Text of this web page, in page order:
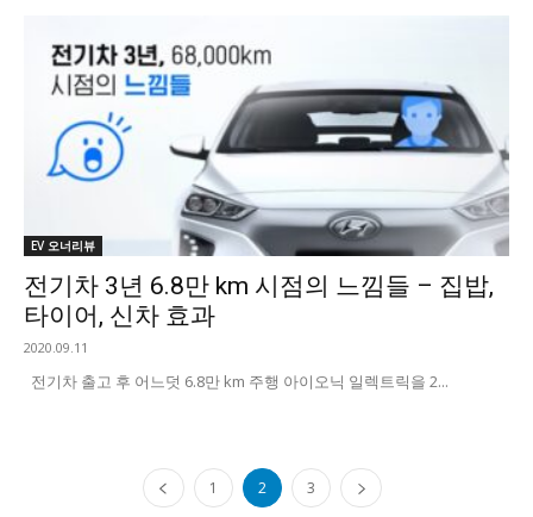
EV 오너리뷰
전기차 3년 6.8만 km 시점의 느낌들 – 집밥,
타이어, 신차 효과
2020.09.11
전기차 출고 후 어느덧 6.8만 km 주행 아이오닉 일렉트릭을 2...
1 2 3